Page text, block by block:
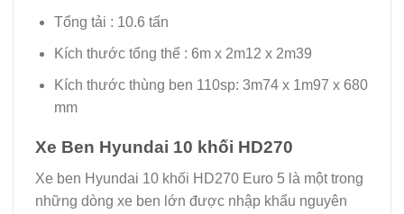
Tổng tải : 10.6 tấn
Kích thước tổng thể : 6m x 2m12 x 2m39
Kích thước thùng ben 110sp: 3m74 x 1m97 x 680
mm
Xe Ben Hyundai 10 khối HD270
Xe ben Hyundai 10 khối HD270 Euro 5 là một trong
những dòng xe ben lớn được nhập khẩu nguyên